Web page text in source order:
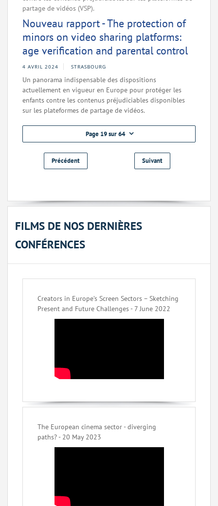
partage de vidéos (VSP).
Nouveau rapport - The protection of
minors on video sharing platforms:
age verification and parental control
4 AVRIL 2024 STRASBOURG
Un panorama indispensable des dispositions
actuellement en vigueur en Europe pour protéger les
enfants contre les contenus préjudiciables disponibles
sur les plateformes de partage de vidéos.
Page 19 sur 64
Précédent Suivant
FILMS DE NOS DERNIÈRES
CONFÉRENCES
Creators in Europe’s Screen Sectors – Sketching
Present and Future Challenges - 7 June 2022
The European cinema sector - diverging
paths? - 20 May 2023